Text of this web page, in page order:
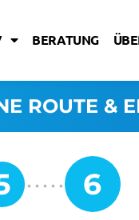
BERATUNG
ROUTE &